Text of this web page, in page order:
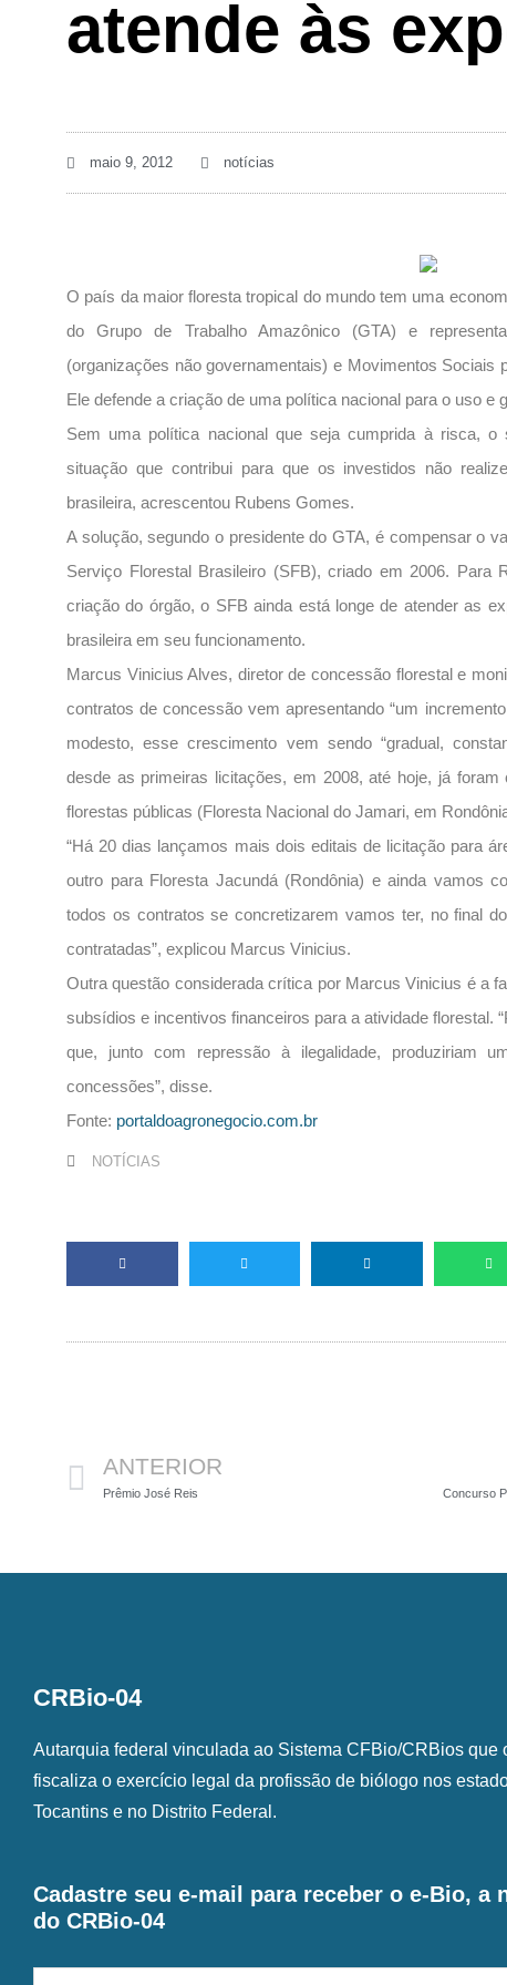
atende às
maio 9, 2012 notícias
O país da maior floresta tropical do mundo tem uma
do Grupo de Trabalho Amazônico (GTA) e
(organizações não governamentais) e Movimentos Sociais
Ele defende a criação de uma política nacional para o uso e
Sem uma política nacional que seja cumprida à risca, o
situação que contribui para que os investidos não
brasileira, acrescentou Rubens Gomes.
A solução, segundo o presidente do GTA, é compensar o
Serviço Florestal Brasileiro (SFB), criado em 2006. Para
criação do órgão, o SFB ainda está longe de atender as
brasileira em seu funcionamento.
Marcus Vinicius Alves, diretor de concessão florestal e
contratos de concessão vem apresentando “um
modesto, esse crescimento vem sendo “gradual,
desde as primeiras licitações, em 2008, até hoje, já
florestas públicas (Floresta Nacional do Jamari, em
“Há 20 dias lançamos mais dois editais de licitação para
outro para Floresta Jacundá (Rondônia) e ainda vamos
todos os contratos se concretizarem vamos ter, no final
contratadas”, explicou Marcus Vinicius.
Outra questão considerada crítica por Marcus Vinicius é a
subsídios e incentivos financeiros para a atividade florestal.
que, junto com repressão à ilegalidade, produziriam
concessões”, disse.
Fonte: portaldoagronegocio.com.br
NOTÍCIAS
ANTERIOR
Prêmio José Reis Concurso
CRBio-04
Autarquia federal vinculada ao Sistema CFBio/CRBios que
fiscaliza o exercício legal da profissão de biólogo nos
Tocantins e no Distrito Federal.
Cadastre seu e-mail para receber o e-Bio, a
do CRBio-04